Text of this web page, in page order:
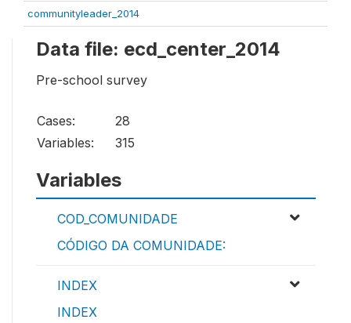
communityleader_2014
Data file: ecd_center_2014
Pre-school survey
Cases:
28
Variables:
315
Variables
COD_COMUNIDADE
CÓDIGO DA COMUNIDADE:
INDEX
INDEX